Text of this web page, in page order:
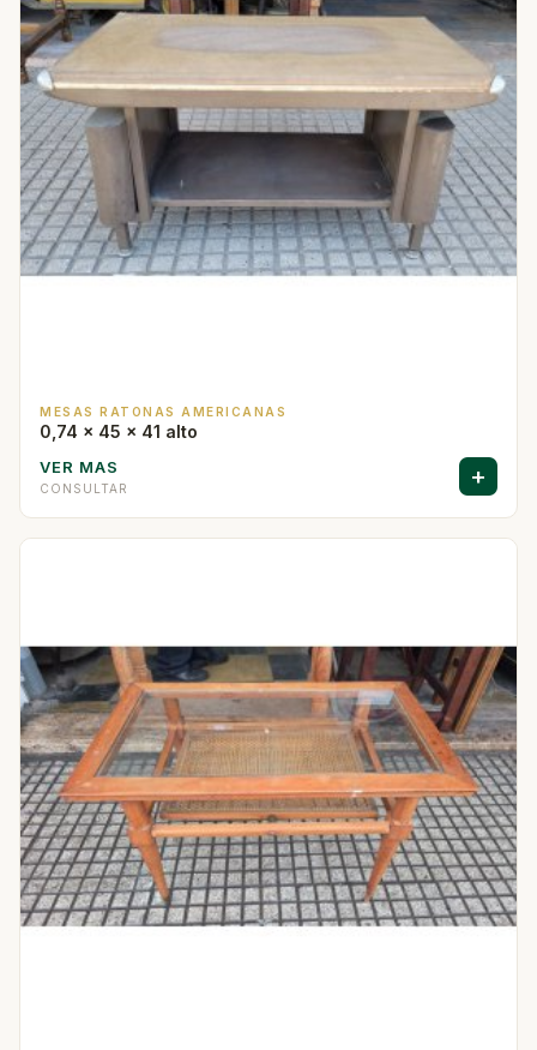
MESAS RATONAS AMERICANAS
0,74 x 45 x 41 alto
VER MAS
CONSULTAR +